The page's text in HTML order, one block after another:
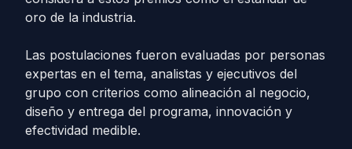
oro de la industria.
Las postulaciones fueron evaluadas por personas
expertas en el tema, analistas y ejecutivos del
grupo con criterios como alineación al negocio,
diseño y entrega del programa, innovación y
efectividad medible.